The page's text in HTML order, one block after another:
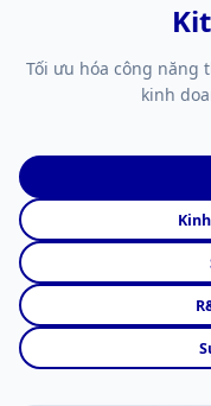
Tối ưu hóa công năng
kinh